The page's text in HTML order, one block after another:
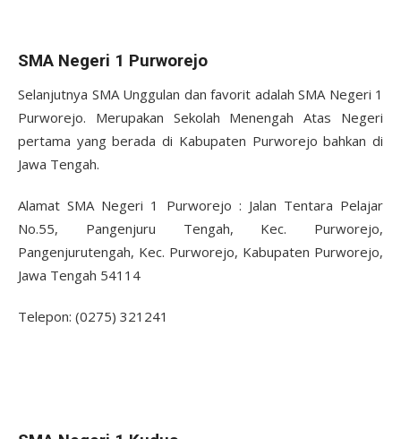
SMA Negeri 1 Purworejo
Selanjutnya SMA Unggulan dan favorit adalah SMA Negeri 1
Purworejo. Merupakan Sekolah Menengah Atas Negeri
pertama yang berada di Kabupaten Purworejo bahkan di
Jawa Tengah.
Alamat SMA Negeri 1 Purworejo : Jalan Tentara Pelajar
No.55, Pangenjuru Tengah, Kec. Purworejo,
Pangenjurutengah, Kec. Purworejo, Kabupaten Purworejo,
Jawa Tengah 54114
Telepon: (0275) 321241